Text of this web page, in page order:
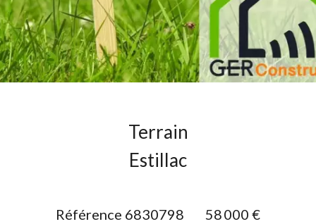
Terrain
Estillac
Référence 6830798 58 000 €